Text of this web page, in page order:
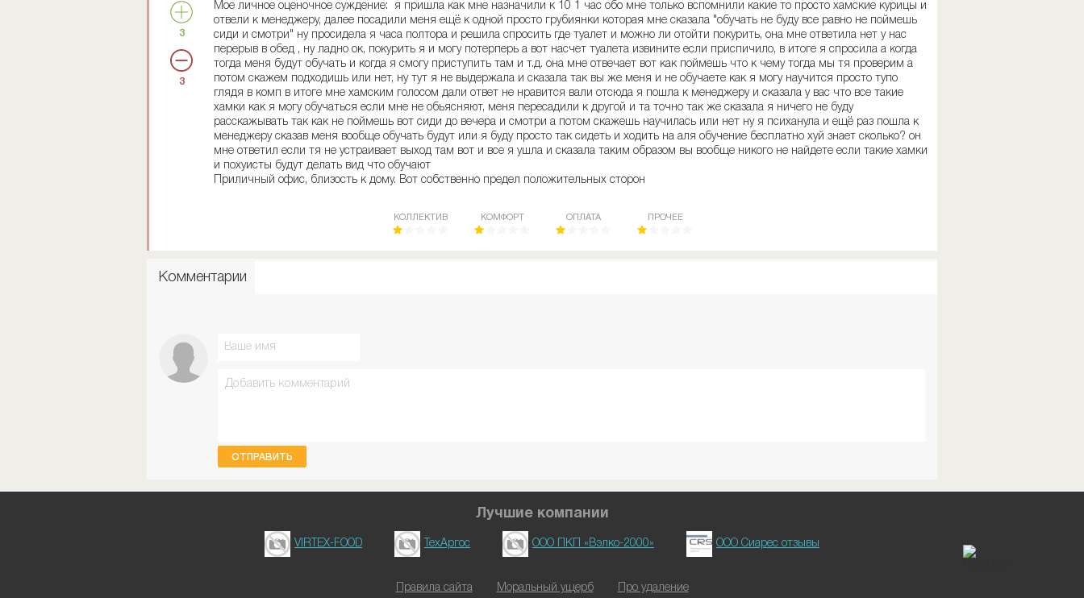
3
3
Мое личное оценочное суждение: я пришла как мне назначили к 10 1 час обо мне только вспомнили какие то просто хамские курицы и
отвели к менеджеру, далее посадили меня ещё к одной просто грубиянки которая мне сказала "обучать не буду все равно не поймешь
сиди и смотри" ну просидела я часа полтора и решила спросить где туалет и можно ли отойти покурить, она мне ответила нет у нас
перерыв в обед , ну ладно ок, покурить я и могу потерперь а вот насчет туалета извините если приспичило, в итоге я спросила а когда
тогда меня будут обучать и когда я смогу приступить там и т.д. она мне отвечает вот как поймешь что к чему тогда мы тя проверим а
потом скажем подходишь или нет, ну тут я не выдержала и сказала так вы же меня и не обучаете как я могу научится просто тупо
глядя в комп в итоге мне хамским голосом дали ответ не нравится вали отсюда я пошла к менеджеру и сказала у вас что все такие
хамки как я могу обучаться если мне не обьясняют, меня пересадили к другой и та точно так же сказала я ничего не буду
расскажывать так как не поймешь вот сиди до вечера и смотри а потом скажешь научилась или нет ну я психанула и ещё раз пошла к
менеджеру сказав меня вообще обучать будут или я буду просто так сидеть и ходить на аля обучение бесплатно хуй знает сколько? он
мне ответил если тя не устраивает выход там вот и все я ушла и сказала таким образом вы вообще никого не найдете если такие хамки
и похуисты будут делать вид что обучают
Приличный офис, близость к дому. Вот собственно предел положительных сторон
КОЛЛЕКТИВ КОМФОРТ ОПЛАТА ПРОЧЕЕ
Комментарии
ОТПРАВИТЬ
Лучшие компании
VIRTEX-FOOD ТехАргос ООО ПКП «Вэлко-2000» ООО Сиарес отзывы
Правила сайта Моральный ущерб Про удаление